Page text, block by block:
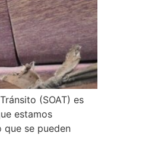
(SOAT) es
estamos
se pueden